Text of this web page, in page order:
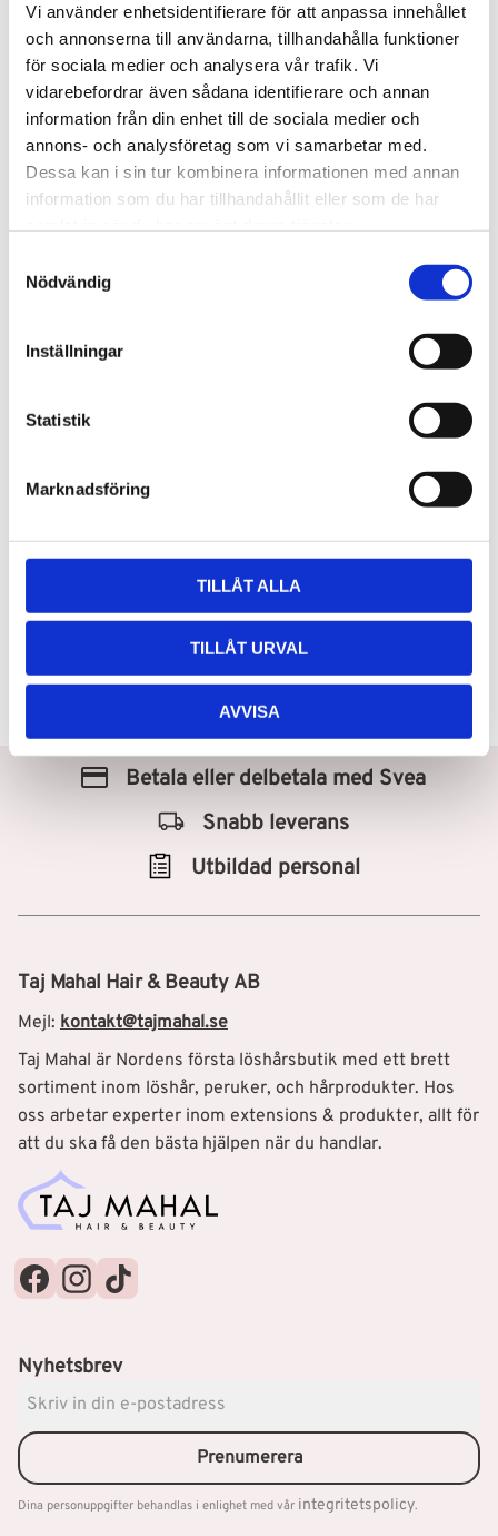
Vi använder enhetsidentifierare för att anpassa innehållet
och annonserna till användarna, tillhandahålla funktioner
för sociala medier och analysera vår trafik. Vi
vidarebefordrar även sådana identifierare och annan
information från din enhet till de sociala medier och
annons- och analysföretag som vi samarbetar med.
Dessa kan i sin tur kombinera informationen med annan
information som du har tillhandahållit eller som de har
Nödvändig
Inställningar
Statistik
Marknadsföring
TILLÅT ALLA
TILLÅT URVAL
AVVISA
Butter & Coconut Oil
Co-Wash
49 kr
Lägg till i favoriter
Butter & Coconut Oil
Shampoo
119kr
Lägg till i
Moisturizing Curl
99kr
Betala eller delbetala med Svea
Snabb leverans
Utbildad personal
Taj Mahal Hair & Beauty AB
Mejl: kontakt@tajmahal.se
Taj Mahal är Nordens första löshårsbutik med ett brett
sortiment inom löshår, peruker, och hårprodukter. Hos
oss arbetar experter inom extensions & produkter, allt för
att du ska få den bästa hjälpen när du handlar.
Nyhetsbrev
Prenumerera
Dina personuppgifter behandlas i enlighet med vår integritetspolicy.